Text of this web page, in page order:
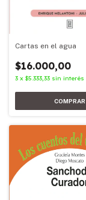
Cartas en el agua
$16.000,00
3 x $5.333,33 sin interés